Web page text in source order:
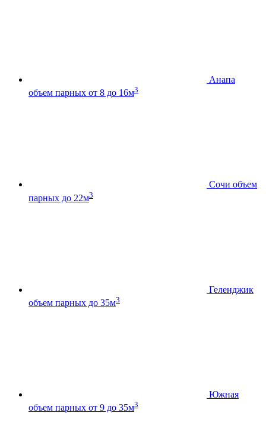
Анапа
объем парных от 8 до 16м3
Сочи объем
парных до 22м3
Геленджик
объем парных до 35м3
Южная
объем парных от 9 до 35м3